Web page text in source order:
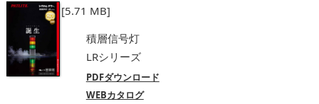
[5.71 MB]
積層信号灯
LRシリーズ
PDFダウンロード
WEBカタログ